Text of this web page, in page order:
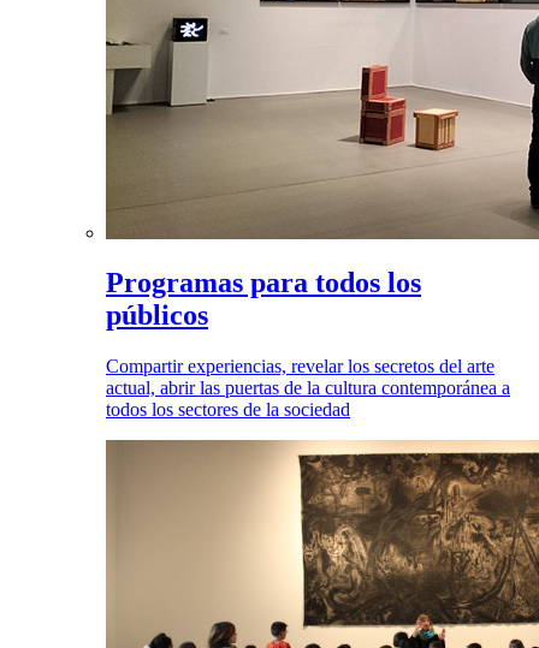
Programas para todos los
públicos
Compartir experiencias, revelar los secretos del arte
actual, abrir las puertas de la cultura contemporánea a
todos los sectores de la sociedad